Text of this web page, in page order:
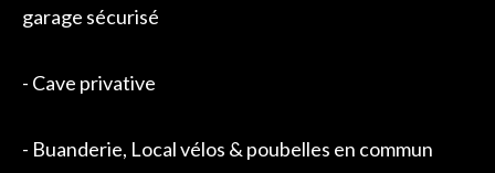
garage sécurisé
- Cave privative
- Buanderie, Local vélos & poubelles en commun